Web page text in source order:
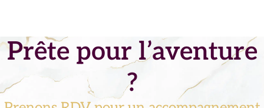
Prête pour l’aventure
?